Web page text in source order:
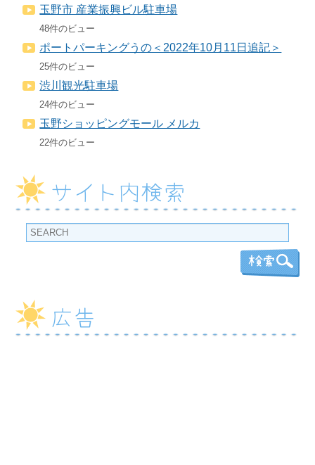
玉野市 産業振興ビル駐車場
48件のビュー
ポートパーキングうの＜2022年10月11日追記＞
25件のビュー
渋川観光駐車場
24件のビュー
玉野ショッピングモール メルカ
22件のビュー
サイト内検索
広告